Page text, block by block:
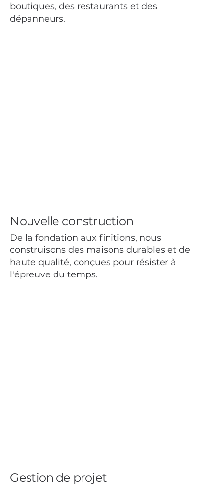
boutiques, des restaurants et des
dépanneurs.
Nouvelle construction
De la fondation aux finitions, nous
construisons des maisons durables et de
haute qualité, conçues pour résister à
l'épreuve du temps.
Gestion de projet